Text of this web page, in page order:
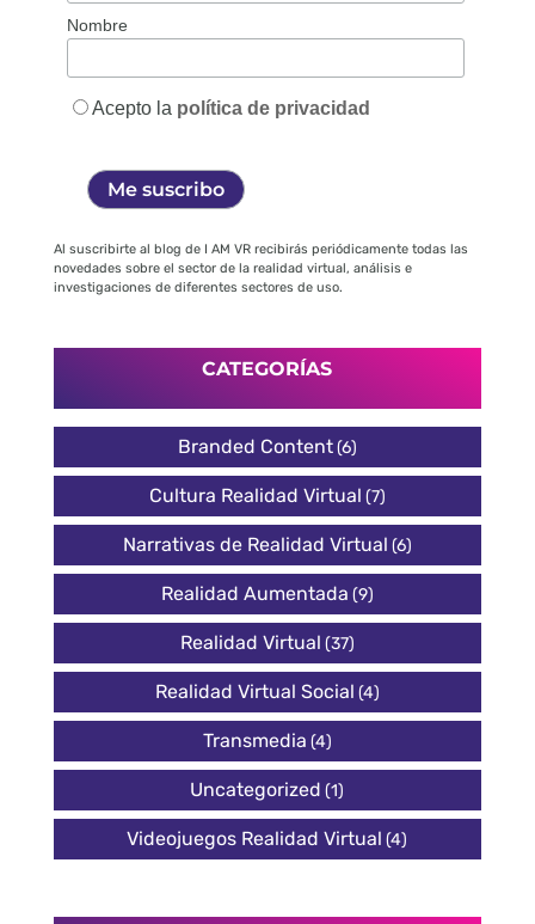
Nombre
Acepto la política de privacidad
Al suscribirte al blog de I AM VR recibirás periódicamente todas las
novedades sobre el sector de la realidad virtual, análisis e
investigaciones de diferentes sectores de uso.
CATEGORÍAS
Branded Content(6)
Cultura Realidad Virtual (7)
Narrativas de Realidad Virtual (6)
Realidad Aumentada (9)
Realidad Virtual (37)
Realidad Virtual Social (4)
Transmedia (4)
Uncategorized (1)
Videojuegos Realidad Virtual (4)